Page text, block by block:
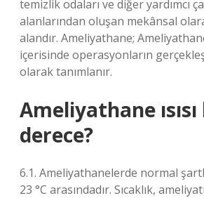
temizlik odaları ve diğer yardımcı
alanlarından oluşan mekânsal
alandır. Ameliyathane;
içerisinde operasyonların
olarak tanımlanır.
Ameliyathane
derece?
6.1. Ameliyathanelerde normal
23 °C arasındadır. Sıcaklık,